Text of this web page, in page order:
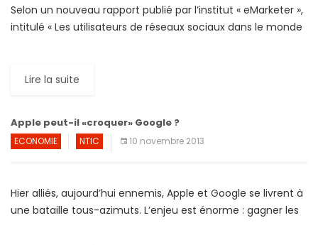
Selon un nouveau rapport publié par l’institut « eMarketer »,
intitulé « Les utilisateurs de réseaux sociaux dans le monde
Lire la suite
Apple peut-il «croquer» Google ?
ECONOMIE NTIC 10 novembre 2013
Hier alliés, aujourd’hui ennemis, Apple et Google se livrent à
une bataille tous-azimuts. L’enjeu est énorme : gagner les